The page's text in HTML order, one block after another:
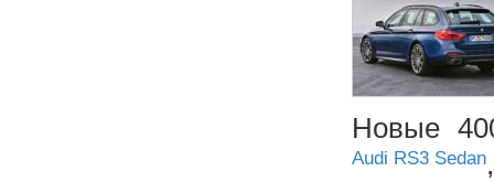
Новые
Audi RS3 Sedan